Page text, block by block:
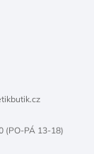
(PO-PÁ 13-18)